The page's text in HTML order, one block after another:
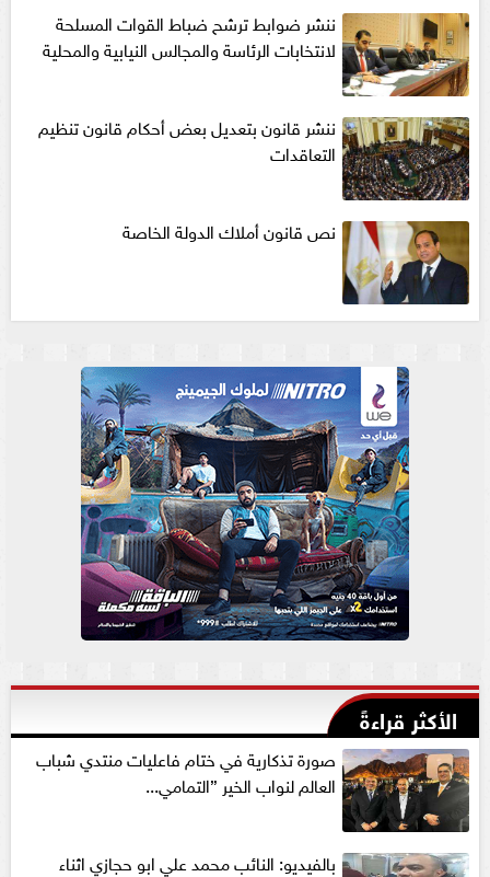
ننشر ضوابط ترشح ضباط القوات المسلحة
لانتخابات الرئاسة والمجالس النيابية والمحلية‎
ننشر قانون بتعديل بعض أحكام قانون تنظيم
التعاقدات
نص قانون أملاك الدولة الخاصة
الأكثر قراءةً
صورة تذكارية في ختام فاعليات منتدي شباب
العالم لنواب الخير ”التمامي...
بالفيديو: النائب محمد علي ابو حجازي اثناء